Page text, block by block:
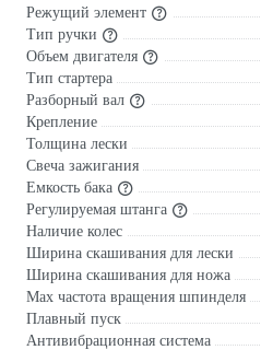
Режущий элемент
Тип ручки
Объем двигателя
Тип стартера
Разборный вал
Крепление
Толщина лески
Свеча зажигания
Емкость бака
Регулируемая штанга
Наличие колес
Ширина скашивания для лески
Ширина скашивания для ножа
Max частота вращения шпинделя
Плавный пуск
Антивибрационная система